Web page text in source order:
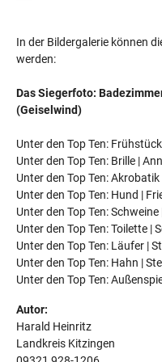
In der Bildergalerie können
werden:
Das Siegerfoto:
(Geiselwind)
Unter den Top Ten:
Unter den Top Ten: Brille |
Unter den Top Ten:
Unter den Top Ten: Hund |
Unter den Top Ten:
Unter den Top Ten: Toilette |
Unter den Top Ten: Läufer |
Unter den Top Ten: Hahn |
Unter den Top Ten:
Autor:
Harald Heinritz
Landkreis Kitzingen